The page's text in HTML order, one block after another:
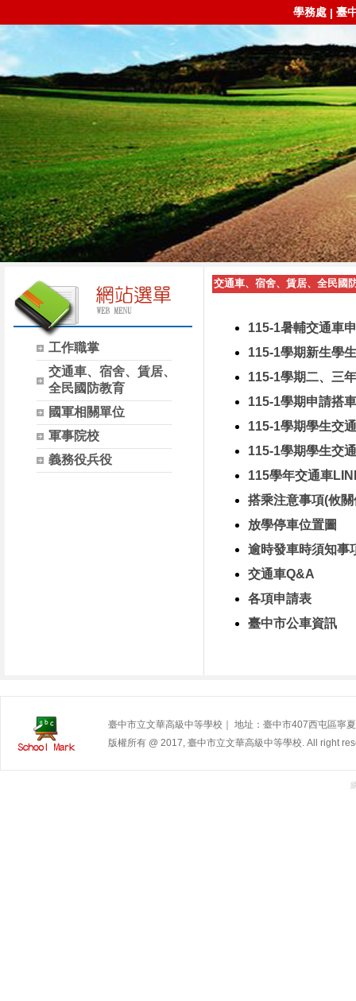
學務處| 臺
工作職掌
交通車、宿舍、賃居、
全民國防教育
國軍相關單位
軍事院校
義務役兵役
交通車、宿舍、賃居、全民國
115-1暑輔交通車
115-1學期新生學
115-1學期二、三
115-1學期申請搭
115-1學期學生交
115-1學期學生交
115學年交通車
搭乘注意事項(攸
放學停車位置圖
逾時發車時須知事
交通車Q&A
各項申請表
臺中市公車資訊
臺中市立文華高級中等學校｜ 地址：臺中市407西屯區
版權所有 @ 2017, 臺中市立文華高級中等學校. All right